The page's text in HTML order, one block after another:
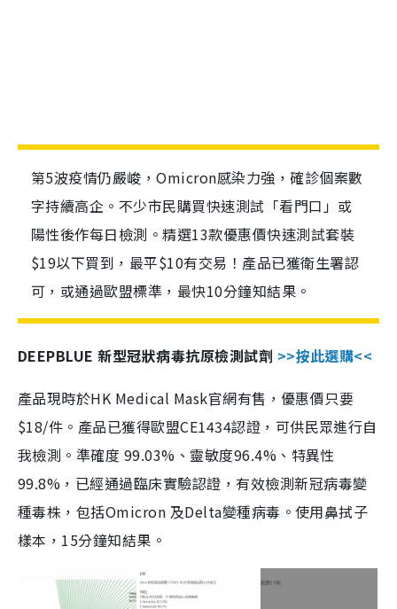
第5波疫情仍嚴峻，Omicron感染力強，確診個案數
字持續高企。不少市民購買快速測試「看門口」或
陽性後作每日檢測。精選13款優惠價快速測試套裝
$19以下買到，最平$10有交易！產品已獲衛生署認
可，或通過歐盟標準，最快10分鐘知結果。
DEEPBLUE 新型冠狀病毒抗原檢測試劑 >>按此選購<<
產品現時於HK Medical Mask官網有售，優惠價只要
$18/件。產品已獲得歐盟CE1434認證，可供民眾進行自
我檢測。準確度 99.03%、靈敏度96.4%、特異性
99.8%，已經通過臨床實驗認證，有效檢測新冠病毒變
種毒株，包括Omicron 及Delta變種病毒。使用鼻拭子
樣本，15分鐘知結果。